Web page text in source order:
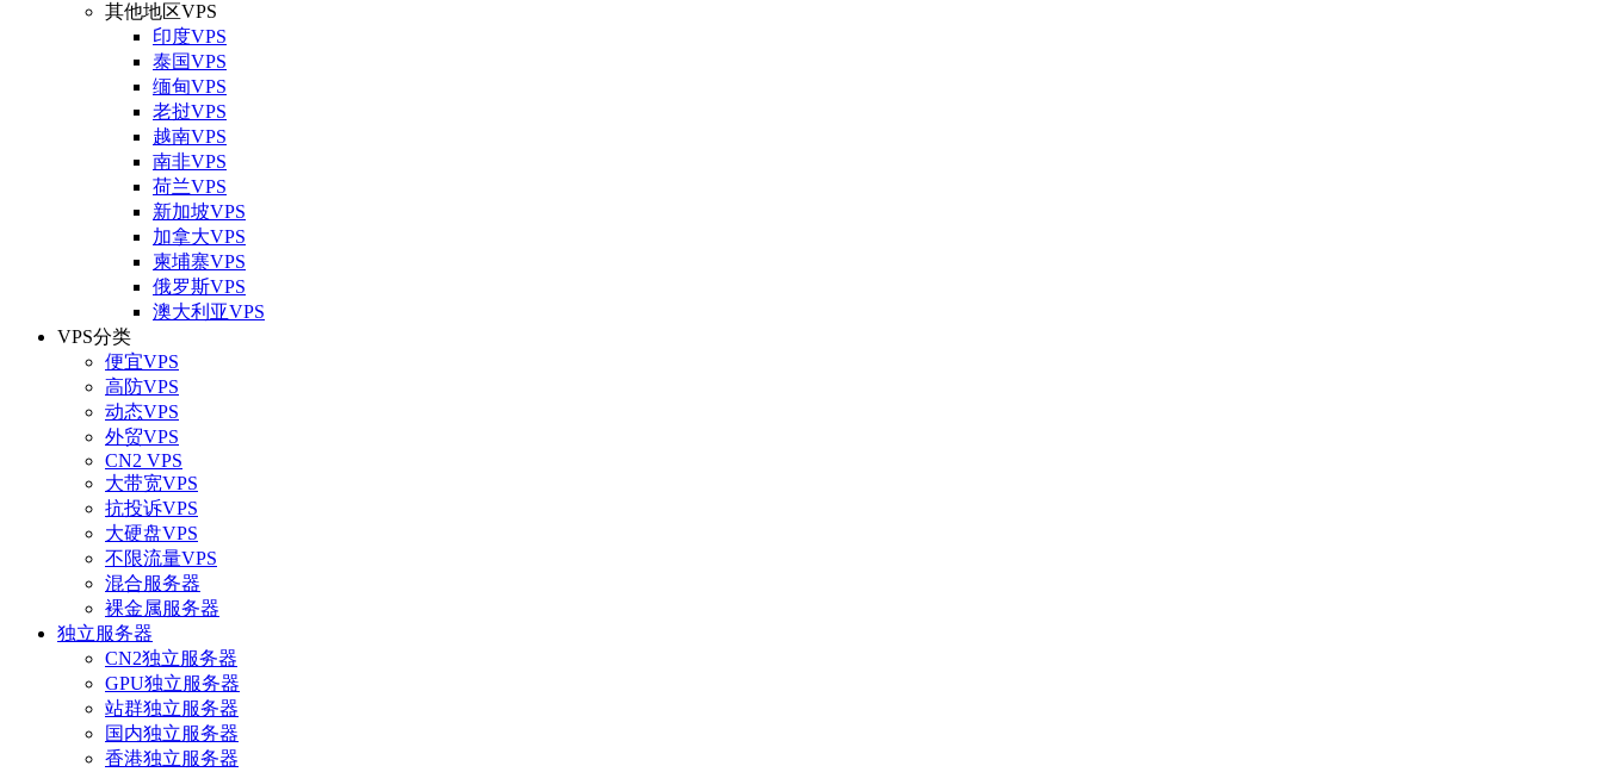
其他地区VPS
印度VPS
泰国VPS
缅甸VPS
老挝VPS
越南VPS
南非VPS
荷兰VPS
新加坡VPS
加拿大VPS
柬埔寨VPS
俄罗斯VPS
澳大利亚VPS
VPS分类
便宜VPS
高防VPS
动态VPS
外贸VPS
CN2 VPS
大带宽VPS
抗投诉VPS
大硬盘VPS
不限流量VPS
混合服务器
裸金属服务器
独立服务器
CN2独立服务器
GPU独立服务器
站群独立服务器
国内独立服务器
香港独立服务器